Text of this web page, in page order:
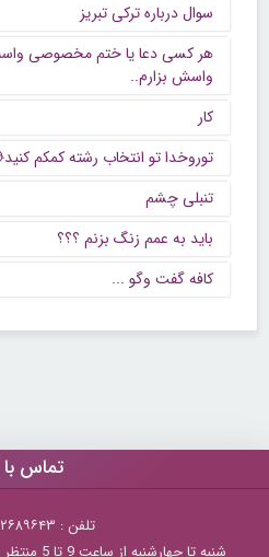
سوال درباره ترکی تبریز
هر کسی دعا یا ختم مخصوصی
واسش بزارم..
کار
توروخدا تو انتخاب رشته کمکم
تنبلی چشم
باید به عمم زنگ بزنم ؟؟؟
كافه گفت وگو ...
تماس با
تلفن : ۲۲۶۸۹۶۴۳ (۰۲۱)